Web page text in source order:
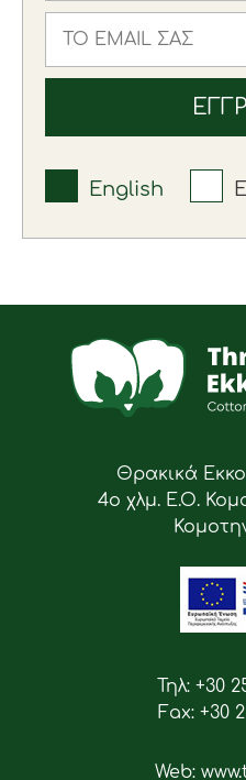
English
Θρακικά
4ο χλμ. Ε.Ο.
Τηλ: +30
Fax: +30
Web: